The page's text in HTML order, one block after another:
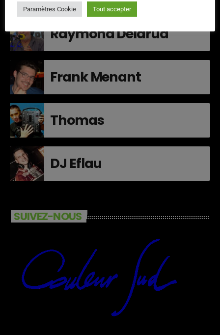
Raymond Delarua
Frank Menant
Thomas
DJ Eflau
SUIVEZ-NOUS
Paramètres Cookie Tout accepter